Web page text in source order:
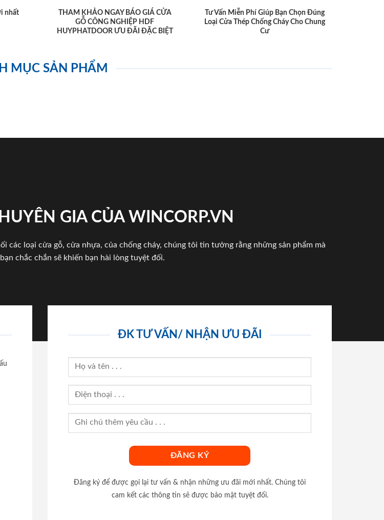
nhất
THAM KHẢO NGAY BÁO GIÁ CỬA
GỖ CÔNG NGHIỆP HDF
HUYPHATDOOR ƯU ĐÃI ĐẶC BIỆT
Tư Vấn Miễn Phí Giúp Bạn Chọn Đúng
Loại Cửa Thép Chống Cháy Cho Chung
Cư
MỤC SẢN PHẨM
GIA CỦA WINCORP.VN
các loại cửa gỗ, cửa nhựa, của chống cháy, chúng tôi tin tưởng rằng những sản phẩm mà
chắc chắn sẽ khiến bạn hài lòng tuyệt đối.
ĐK TƯ VẤN/ NHẬN ƯU ĐÃI
Đăng ký để được gọi lại tư vấn & nhận những ưu đãi mới nhất. Chúng tôi
cam kết các thông tin sẽ được bảo mật tuyệt đối.